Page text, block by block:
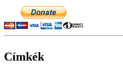
Címkék